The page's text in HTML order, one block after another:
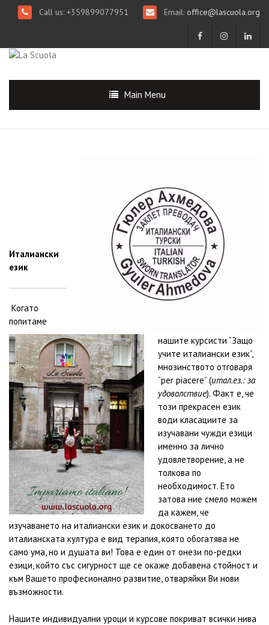
Call us: +359899077951 Email: office@lascuola.org
Main Menu
Италиански
език
Когато
попитаме
нашите курсисти “Защо
учите италиански език”,
мнозинството отговаря
“per piacere” (итал.ез.: за
удоволствие). Факт е, че
този прекрасен език
води класациите за
изучавани чужди езици
именно за лично
удовлетворение, а не
толкова по
необходимост. Ето
затова ние смело можем
да кажем, че
изучаването на италиански език и докосването до
италианската култура е вид терапия, която обогатява не
само ума, но и душата ви! Това е един от онези по-редки
езици, който със сигурност ще се окаже добавена стойност и
към Вашето професионално развитие, отваряйки Ви нови
възможности.
Нашите индивидуални уроци и курсове покриват всички нива